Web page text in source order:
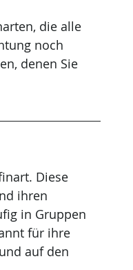
die alle
noch
denen Sie
Diese
ihren
in Gruppen
für ihre
auf den